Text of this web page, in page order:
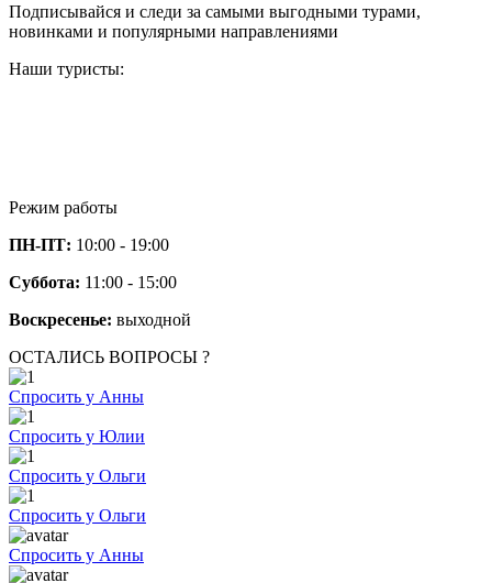
Подписывайся и следи за самыми выгодными турами,
новинками и популярными направлениями
Наши туристы:
Режим работы
ПН-ПТ: 10:00 - 19:00
Суббота: 11:00 - 15:00
Воскресенье: выходной
ОСТАЛИСЬ ВОПРОСЫ ?
Спросить у Анны
Спросить у Юлии
Спросить у Ольги
Спросить у Ольги
Спросить у Анны